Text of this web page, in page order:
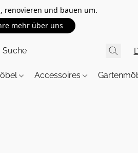
renovieren und bauen um.
mehr über uns
Accessoires